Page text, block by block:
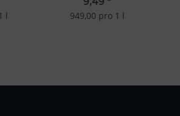
l
949,00 pro 1 l